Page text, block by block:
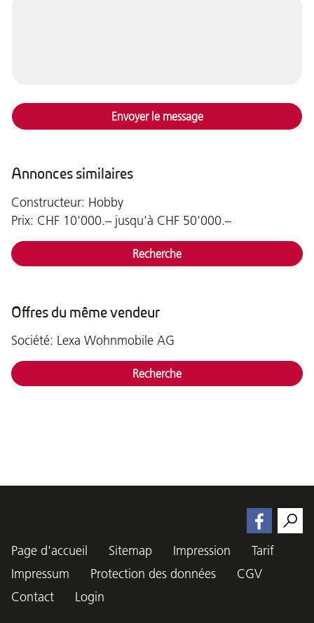
Envoyer le message
Annonces similaires
Constructeur: Hobby
Prix: CHF 10'000.– jusqu'à CHF 50'000.–
Recherche
Offres du même vendeur
Société: Lexa Wohnmobile AG
Recherche
Page d'accueil Sitemap Impression
Tarif
Impressum
Protection des données
CGV
Contact
Login